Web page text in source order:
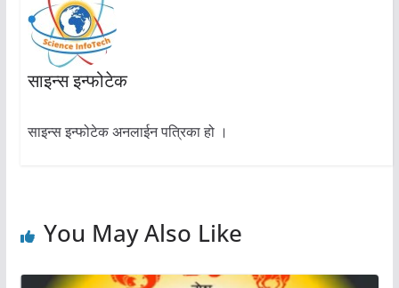
साइन्स इन्फोटेक
साइन्स इन्फोटेक अनलाईन पत्रिका हो ।
You May Also Like